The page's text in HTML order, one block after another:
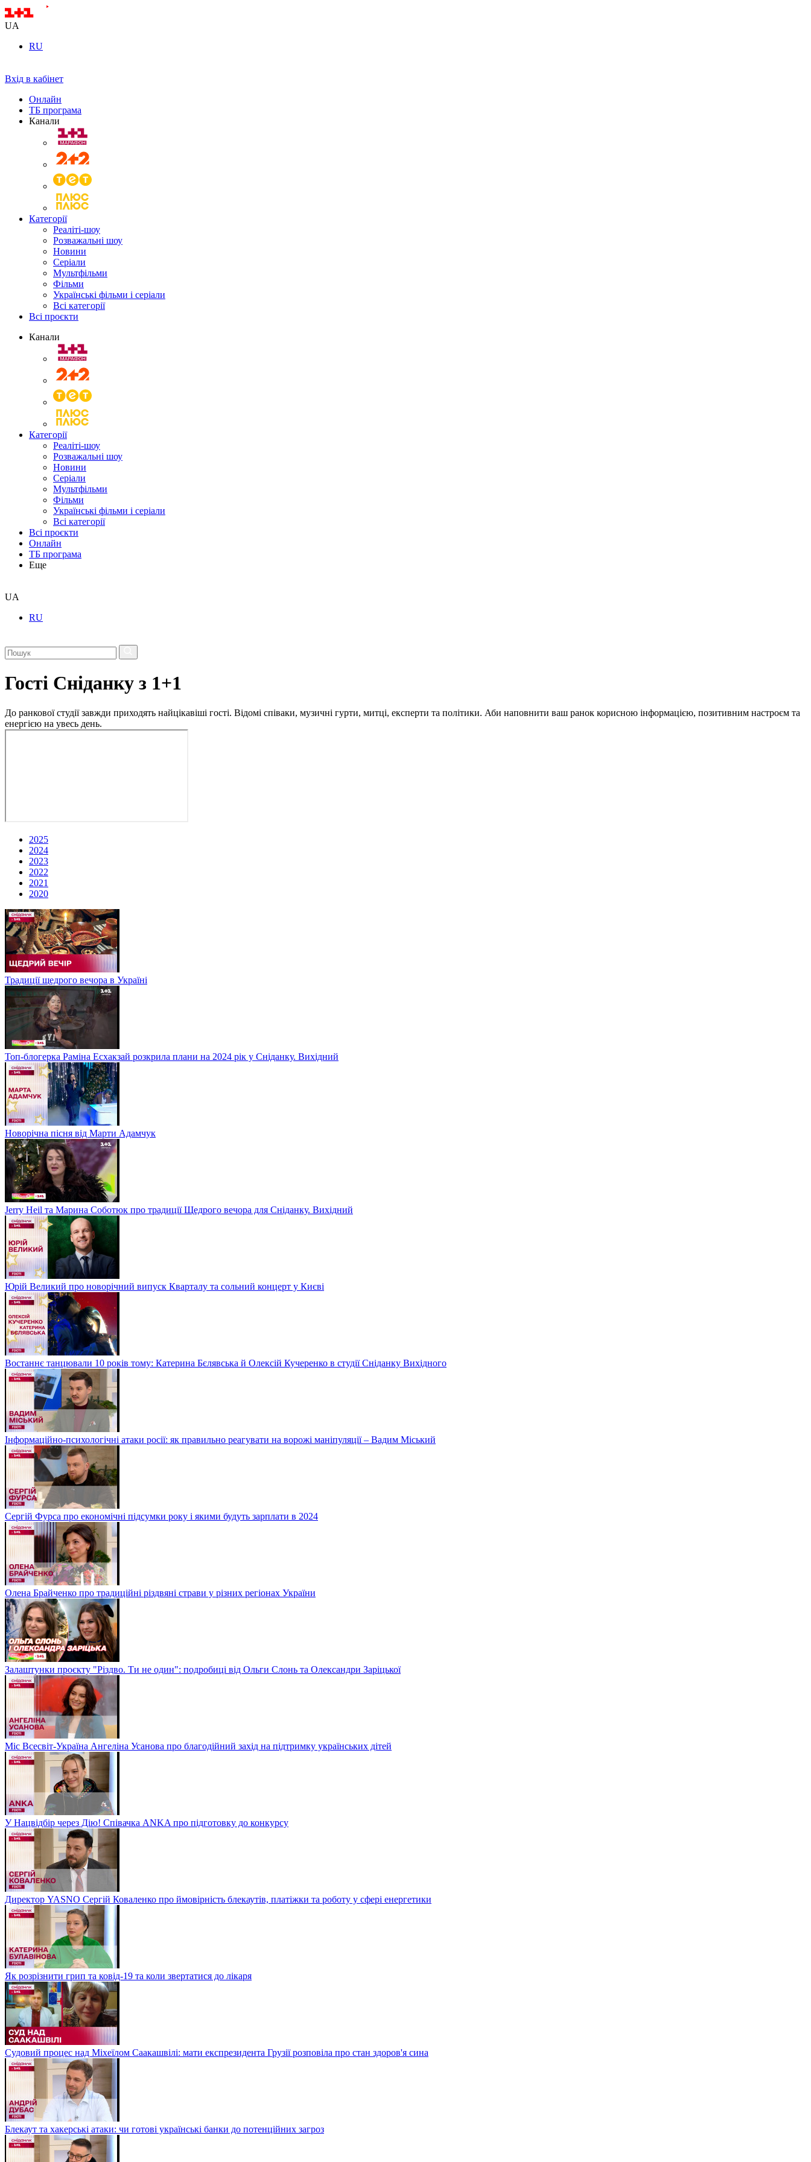
UA
RU
Вхід в кабінет
Онлайн
ТБ програма
Канали
Категорії
Реаліті-шоу
Розважальні шоу
Новини
Серіали
Мультфільми
Фільми
Українські фільми і серіали
Всі категорії
Всі проєкти
Канали
Категорії
Реаліті-шоу
Розважальні шоу
Новини
Серіали
Мультфільми
Фільми
Українські фільми і серіали
Всі категорії
Всі проєкти
Онлайн
ТБ програма
Еще
UA
RU
Гості Сніданку з 1+1
До ранкової студії завжди приходять найцікавіші гості. Відомі співаки, музичні гурти, митці, експерти та політики. Аби наповнити ваш ранок корисною інформацією, позитивним настроєм та
енергією на увесь день.
2025
2024
2023
2022
2021
2020
Традиції щедрого вечора в Україні
Топ-блогерка Раміна Есхакзай розкрила плани на 2024 рік у Сніданку. Вихідний
Новорічна пісня від Марти Адамчук
Jerry Heil та Марина Соботюк про традиції Щедрого вечора для Сніданку. Вихідний
Юрій Великий про новорічний випуск Кварталу та сольний концерт у Києві
Востаннє танцювали 10 років тому: Катерина Бєлявська й Олексій Кучеренко в студії Сніданку Вихідного
Інформаційно-психологічні атаки росії: як правильно реагувати на ворожі маніпуляції – Вадим Міський
Сергій Фурса про економічні підсумки року і якими будуть зарплати в 2024
Олена Брайченко про традиційні різдвяні страви у різних регіонах України
Залаштунки проєкту "Різдво. Ти не один": подробиці від Ольги Слонь та Олександри Заріцької
Міс Всесвіт-Україна Ангеліна Усанова про благодійний захід на підтримку українських дітей
У Нацвідбір через Дію! Співачка ANKA про підготовку до конкурсу
Директор YASNO Сергій Коваленко про ймовірність блекаутів, платіжки та роботу у сфері енергетики
Як розрізнити грип та ковід-19 та коли звертатися до лікаря
Судовий процес над Міхеїлом Саакашвілі: мати експрезидента Грузії розповіла про стан здоров'я сина
Блекаут та хакерські атаки: чи готові українські банки до потенційних загроз